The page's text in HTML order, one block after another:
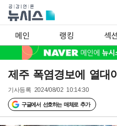
메인 랭킹 섹션
제주 폭염경보에 열대
기사등록 2024/08/02 10:14:30
구글에서 선호하는 매체로 추가